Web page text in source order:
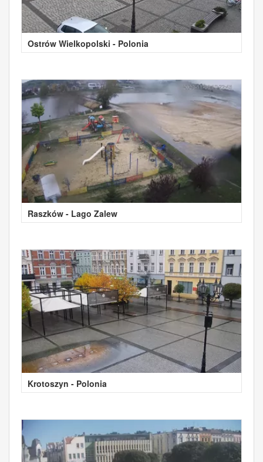
Ostrów Wielkopolski - Polonia
Raszków - Lago Zalew
Krotoszyn - Polonia